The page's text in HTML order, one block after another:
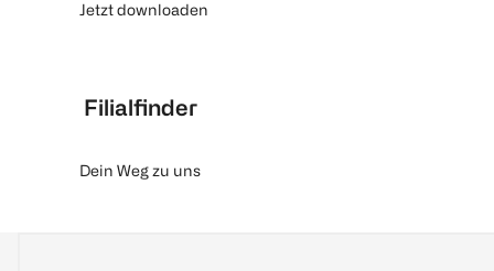
Jetzt downloaden
Filialfinder
Dein Weg zu uns